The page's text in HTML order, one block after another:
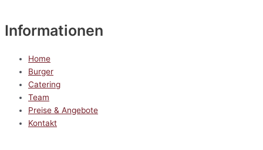
Informationen
Home
Burger
Catering
Team
Preise & Angebote
Kontakt